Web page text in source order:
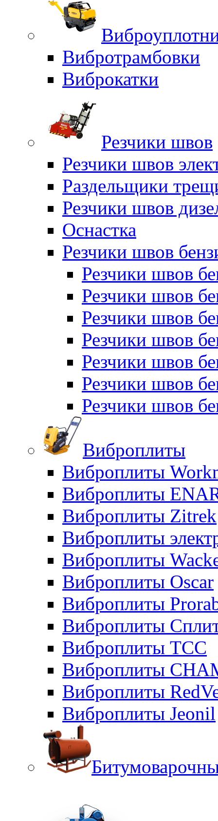
Вибротрамбовки
Виброкатки
Резчики швов
Резчики швов
Раздельщики
Резчики швов
Оснастка
Резчики швов
Резчики швов
Резчики швов
Резчики швов
Резчики швов
Резчики швов
Резчики швов
Резчики швов
Виброплиты
Виброплиты
Виброплиты
Виброплиты Zitrek
Виброплиты
Виброплиты
Виброплиты Oscar
Виброплиты
Виброплиты
Виброплиты ТСС
Виброплиты
Виброплиты
Виброплиты Jeonil